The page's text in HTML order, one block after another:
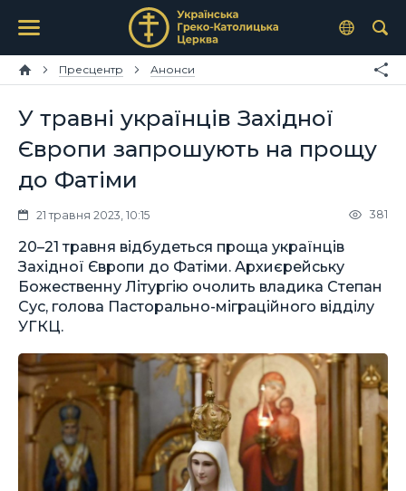
Пресцентр Анонси
У травні українців Західної
Європи запрошують на прощу
до Фатіми
21 травня 2023, 10:15 381
20–21 травня відбудеться проща українців
Західної Європи до Фатіми. Архиєрейську
Божественну Літургію очолить владика Степан
Сус, голова Пасторально-міграційного відділу
УГКЦ.